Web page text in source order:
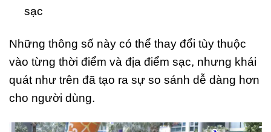
sạc
Những thông số này có thể thay đổi tùy thuộc
vào từng thời điểm và địa điểm sạc, nhưng khái
quát như trên đã tạo ra sự so sánh dễ dàng hơn
cho người dùng.